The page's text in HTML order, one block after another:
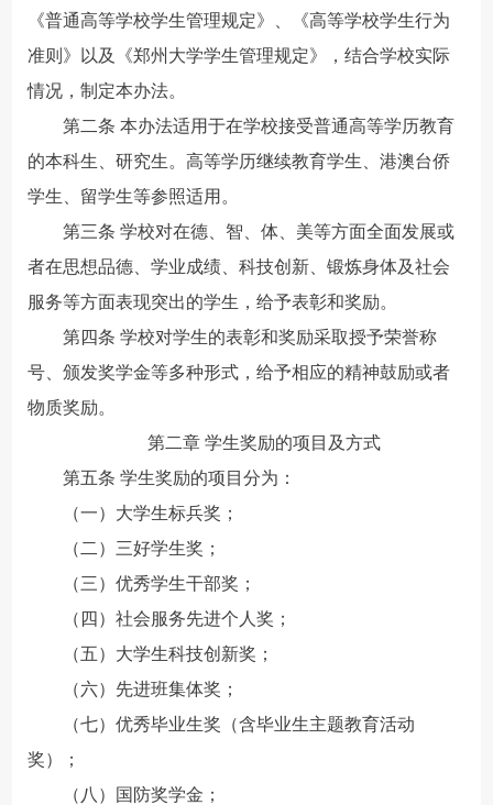
《普通高等学校学生管理规定》、《高等学校学生行为
准则》以及《郑州大学学生管理规定》，结合学校实际
情况，制定本办法。
第二条 本办法适用于在学校接受普通高等学历教育
的本科生、研究生。高等学历继续教育学生、港澳台侨
学生、留学生等参照适用。
第三条 学校对在德、智、体、美等方面全面发展或
者在思想品德、学业成绩、科技创新、锻炼身体及社会
服务等方面表现突出的学生，给予表彰和奖励。
第四条 学校对学生的表彰和奖励采取授予荣誉称
号、颁发奖学金等多种形式，给予相应的精神鼓励或者
物质奖励。
第二章 学生奖励的项目及方式
第五条 学生奖励的项目分为：
（一）大学生标兵奖；
（二）三好学生奖；
（三）优秀学生干部奖；
（四）社会服务先进个人奖；
（五）大学生科技创新奖；
（六）先进班集体奖；
（七）优秀毕业生奖（含毕业生主题教育活动
奖）；
（八）国防奖学金；